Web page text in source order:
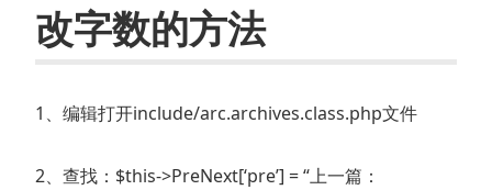
改字数的方法
1、编辑打开include/arc.archives.class.php文件
2、查找：$this->PreNext[‘pre’] = “上一篇：